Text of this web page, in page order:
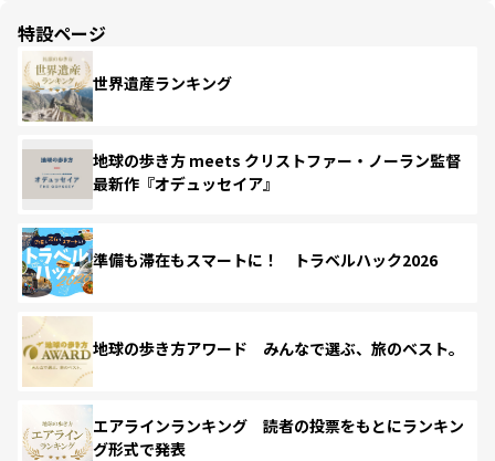
特設ページ
世界遺産ランキング
地球の歩き方 meets クリストファー・ノーラン監督
最新作『オデュッセイア』
準備も滞在もスマートに！ トラベルハック2026
地球の歩き方アワード みんなで選ぶ、旅のベスト。
エアラインランキング 読者の投票をもとにランキン
グ形式で発表